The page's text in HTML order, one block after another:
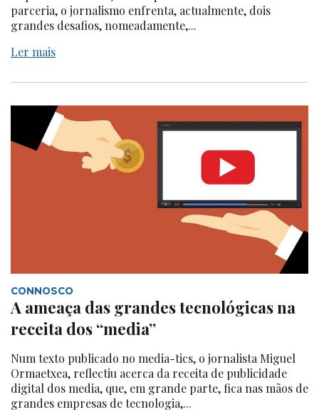
parceria, o jornalismo enfrenta, actualmente, dois
grandes desafios, nomeadamente,...
Ler mais
CONNOSCO
A ameaça das grandes tecnológicas na
receita dos “media”
Num texto publicado no media-tics, o jornalista Miguel
Ormaetxea, reflectiu acerca da receita de publicidade
digital dos media, que, em grande parte, fica nas mãos de
grandes empresas de tecnologia,...